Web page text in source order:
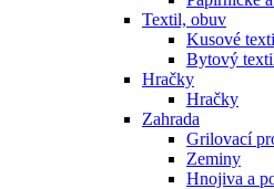
Textil, obuv
Kusové
Bytový
Hračky
Hračky
Zahrada
Grilovací
Zeminy
Hnojiva a